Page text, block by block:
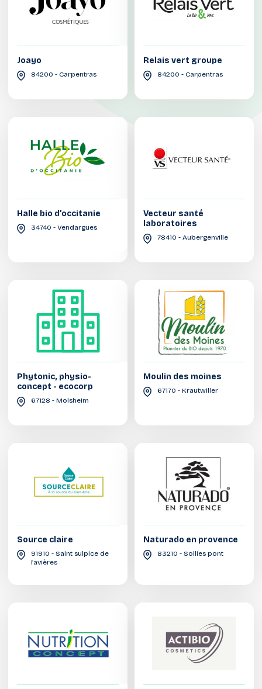
Joayo
84200 - Carpentras
Relais vert groupe
84200 - Carpentras
Halle bio d’occitanie
34740 - Vendargues
Vecteur santé
laboratoires
78410 - Aubergenville
Phytonic, physio-
concept - ecocorp
67128 - Molsheim
Moulin des moines
67170 - Krautwiller
Source claire
91910 - Saint sulpice de
favières
Naturado en provence
83210 - Sollies pont